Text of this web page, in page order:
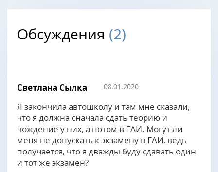
Обсуждения (2)
Светлана Сылка 08.01.2020
Я закончила автошколу и там мне сказали,
что я должна сначала сдать теорию и
вождение у них, а потом в ГАИ. Могут ли
меня не допускать к экзамену в ГАИ, ведь
получается, что я дважды буду сдавать один
и тот же экзамен?